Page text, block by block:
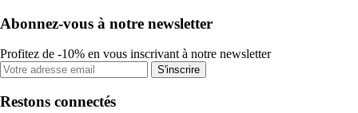
Abonnez-vous à notre newsletter
Profitez de -10% en vous inscrivant à notre newsletter
S'inscrire
Restons connectés